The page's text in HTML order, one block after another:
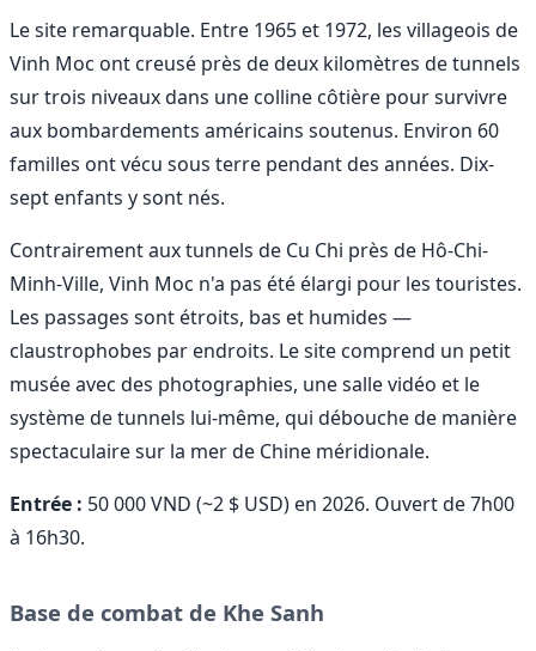
Le site remarquable. Entre 1965 et 1972, les villageois de
Vinh Moc ont creusé près de deux kilomètres de tunnels
sur trois niveaux dans une colline côtière pour survivre
aux bombardements américains soutenus. Environ 60
familles ont vécu sous terre pendant des années. Dix-
sept enfants y sont nés.
Contrairement aux tunnels de Cu Chi près de Hô-Chi-
Minh-Ville, Vinh Moc n'a pas été élargi pour les touristes.
Les passages sont étroits, bas et humides —
claustrophobes par endroits. Le site comprend un petit
musée avec des photographies, une salle vidéo et le
système de tunnels lui-même, qui débouche de manière
spectaculaire sur la mer de Chine méridionale.
Entrée : 50 000 VND (~2 $ USD) en 2026. Ouvert de 7h00
à 16h30.
Base de combat de Khe Sanh